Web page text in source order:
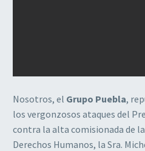
Nosotros, el Grupo Puebla,
los vergonzosos ataques del
contra la alta comisionada de
Derechos Humanos, la Sra.